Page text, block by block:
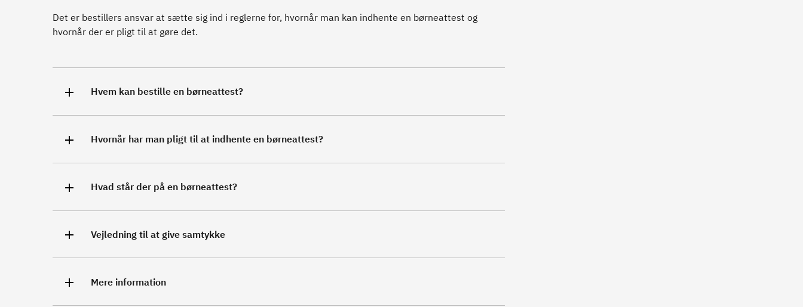
Det er bestillers ansvar at sætte sig ind i reglerne for, hvornår man kan indhente en børneattest og
hvornår der er pligt til at gøre det.
Hvem kan bestille en børneattest?
Hvornår har man pligt til at indhente en børneattest?
Hvad står der på en børneattest?
Vejledning til at give samtykke
Mere information